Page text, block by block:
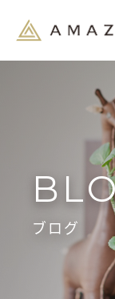
ブログ